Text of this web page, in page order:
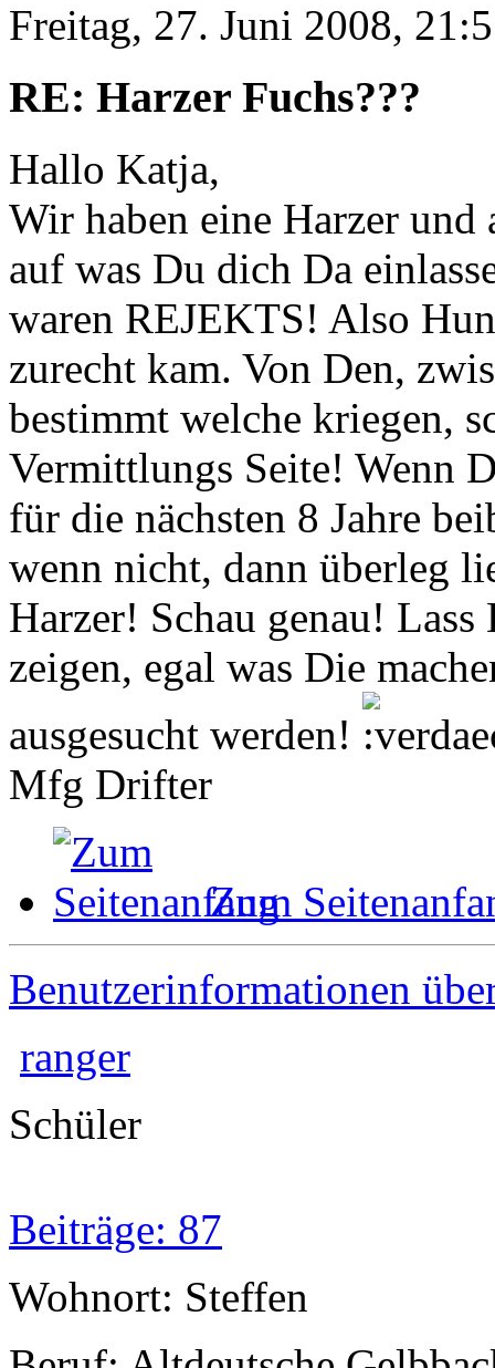
Freitag, 27. Juni 2008,
RE: Harzer Fuchs???
Hallo Katja,
Wir haben eine Harzer
auf was Du dich Da
waren REJEKTS! Also
zurecht kam. Von Den,
bestimmt welche kriegen,
Vermittlungs Seite! Wenn
für die nächsten 8 Jahre
wenn nicht, dann überleg
Harzer! Schau genau!
zeigen, egal was Die
ausgesucht werden!
Mfg Drifter
Zum
Benutzerinformationen
ranger
Schüler
Beiträge: 87
Wohnort: Steffen